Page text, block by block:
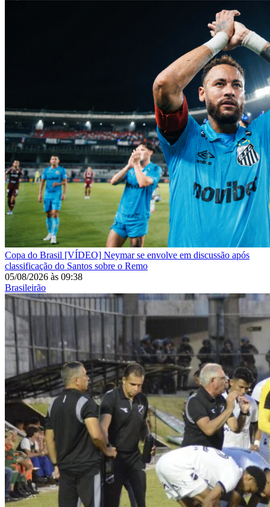
Copa do Brasil [VÍDEO] Neymar se envolve em discussão após
classificação do Santos sobre o Remo
05/08/2026 às 09:38
Brasileirão